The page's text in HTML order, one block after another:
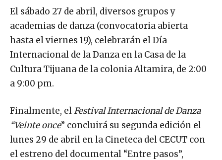
El sábado 27 de abril, diversos grupos y
academias de danza (convocatoria abierta
hasta el viernes 19), celebrarán el Día
Internacional de la Danza en la Casa de la
Cultura Tijuana de la colonia Altamira, de 2:00
a 9:00 pm.
Finalmente, elFestival Internacional de Danza
“Veinte once” concluirá su segunda edición el
lunes 29 de abril en la Cineteca del CECUT con
el estreno del documental “Entre pasos”,